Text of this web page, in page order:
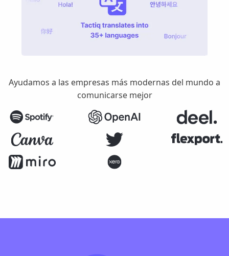
Ayudamos a las empresas más modernas del mundo a
comunicarse mejor